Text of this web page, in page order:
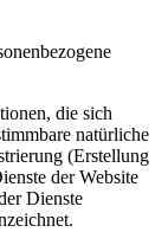
die sich
natürliche
(Erstellung
der Website
Dienste